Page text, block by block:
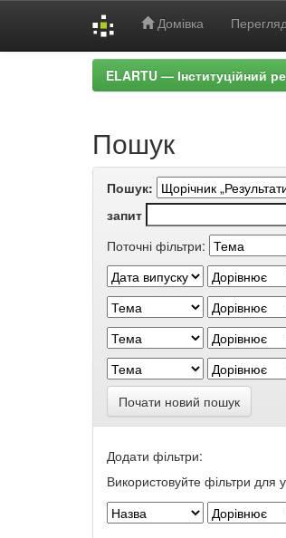
Домівка
ELARTU — Інституційний
Пошук
Пошук:
запит
Поточні фільтри:
Почати новий пошук
Додати фільтри:
Використовуйте фільтри для